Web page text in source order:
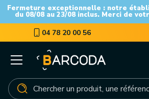
Fermeture exceptionnelle : notre
du 08/08 au 23/08 inclus. Merci de
04 78 20 00 56